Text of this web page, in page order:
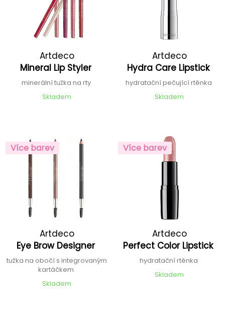
Artdeco
Mineral Lip Styler
minerální tužka na rty
Skladem
Artdeco
Hydra Care Lipstick
hydratační pečující rtěnka
Skladem
Více barev
Artdeco
Eye Brow Designer
tužka na obočí s integrovaným
kartáčkem
Skladem
Více barev
Artdeco
Perfect Color Lipstick
hydratační rtěnka
Skladem